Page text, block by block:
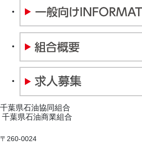
千葉県石油協同組合
千葉県石油商業組合
〒260-0024